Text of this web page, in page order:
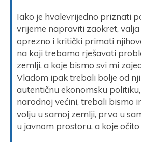
Iako je hvalevrijedno priznati
vrijeme napraviti zaokret,
oprezno i kritički primati
na koji trebamo rješavati
zemlji, a koje bismo svi mi
Vladom ipak trebali bolje od
autentičnu ekonomsku
narodnoj većini, trebali bismo
volju u samoj zemlji, prvo u
u javnom prostoru, a koje